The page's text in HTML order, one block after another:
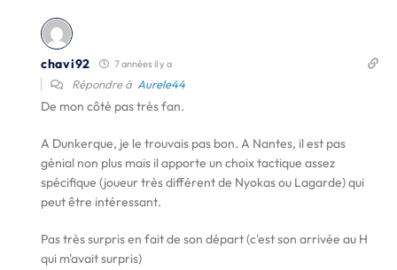
chavi92 7 années il y a
Répondre à Aurele44
De mon côté pas très fan.
A Dunkerque, je le trouvais pas bon. A Nantes, il est pas
génial non plus mais il apporte un choix tactique assez
spécifique (joueur très différent de Nyokas ou Lagarde) qui
peut être intéressant.
Pas très surpris en fait de son départ (c'est son arrivée au H
qui m'avait surpris)